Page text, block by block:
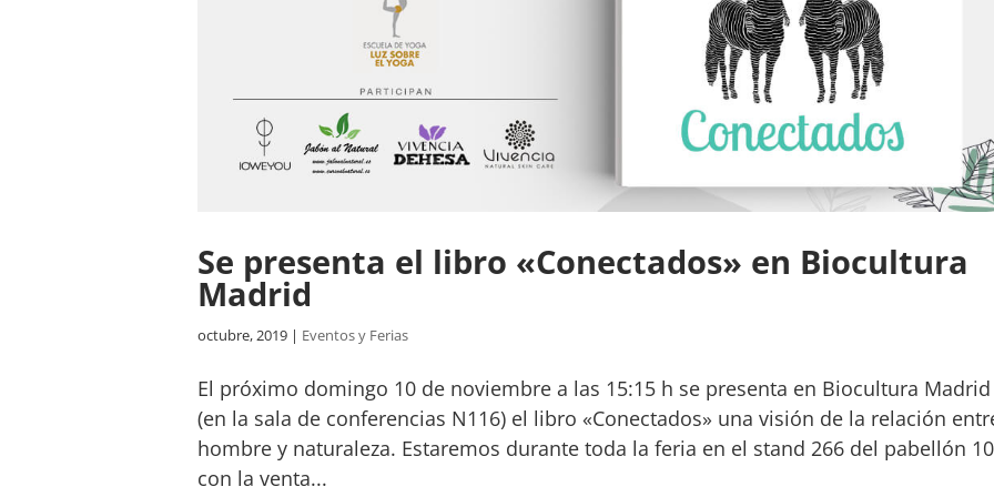
Se presenta el libro «Conectados» en Biocultura
Madrid
octubre, 2019| Eventos y Ferias
El próximo domingo 10 de noviembre a las 15:15 h se presenta en Biocultura Madrid
(en la sala de conferencias N116) el libro «Conectados» una visión de la relación
hombre y naturaleza. Estaremos durante toda la feria en el stand 266 del pabellón 10
con la venta...